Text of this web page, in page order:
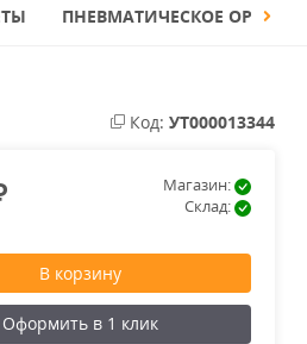
ПНЕВМАТИЧЕСКОЕ ОРУЖИЕ
Код: УТ000013344
Магазин:
Склад:
В корзину
Оформить в 1 клик